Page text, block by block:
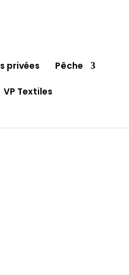
privées Pêche
VP Textiles